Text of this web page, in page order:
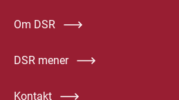
Om DSR
DSR mener
Kontakt